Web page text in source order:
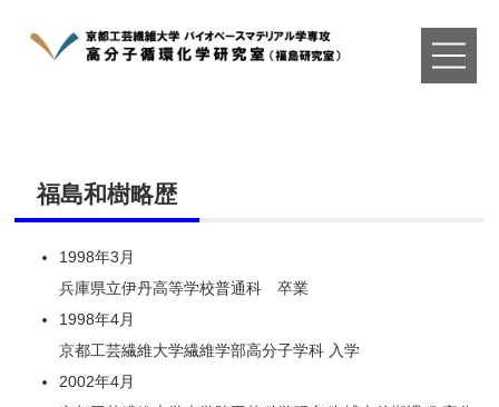
教授略歴
福島和樹略歴
1998年3月
兵庫県立伊丹高等学校普通科 卒業
1998年4月
京都工芸繊維大学繊維学部高分子学科 入学
2002年4月